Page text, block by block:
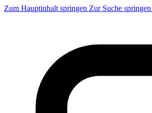
Zum Hauptinhalt springen Zur Suche springen